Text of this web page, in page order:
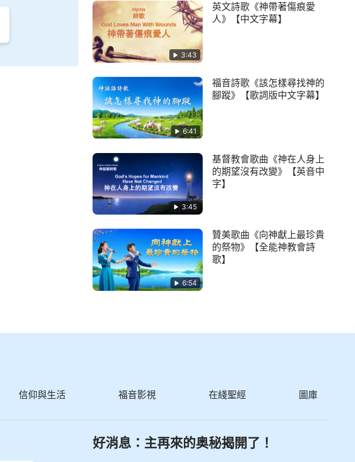
3:43
英文詩歌《神帶著傷痕愛
人》【中文字幕】
6:41
福音詩歌《該怎樣尋找神的
腳蹤》【歌詞版中文字幕】
3:45
基督教會歌曲《神在人身上
的期望沒有改變》【英音中
字】
6:54
贊美歌曲《向神獻上最珍貴
的祭物》【全能神教會詩
歌】
信仰與生活 福音影視 在綫聖經 圖庫
好消息：主再來的奥秘揭開了！